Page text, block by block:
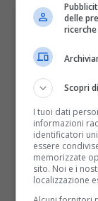
delle
Scopri
I tuoi dati
informazioni
identificatori
essere
memorizzate
sito. Noi e i
localizzazione